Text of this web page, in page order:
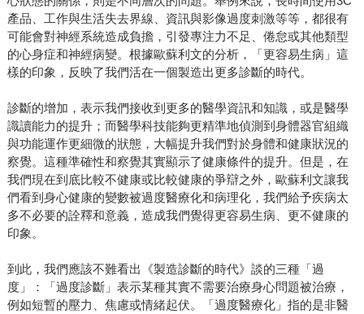
產品、工作與生活失去界線、資訊與影像過度刺激等等，都很有
可能會對神經系統造成負擔，引發專注力不足、倦怠或其他類型
的心身症和神經病變。根據歐蘇利文的分析，「更容易生病」這
樣的印象，反映了我們活在一個製造出更多診斷的時代。
診斷的增加，表示我們接收到更多的醫學資訊和知識，或是醫學
識讀能力的提升；而醫學科技能夠更精準地偵測到身體器官組織
與功能運作更細微的狀態，大幅提升我們對於身體和健康狀況的
察覺。這種準確性和察覺其實顯示了健康條件的提升。但是，在
我們現在到底比較不健康或比較健康的爭辯之外，歐蘇利文讓我
們看到身心健康的變數被過度醫療化和病理化，我們給予疾病太
多不必要的詮釋和意義，造成我們覺得更容易生病、更不健康的
印象。
到此，我們應該不難看出《製造診斷的時代》談的三種「過
度」：「過度診斷」表示某種其實不需要治療身心問題被治療，
例如短暫的壓力、焦慮或情緒起伏。「過度醫療化」指的是非醫